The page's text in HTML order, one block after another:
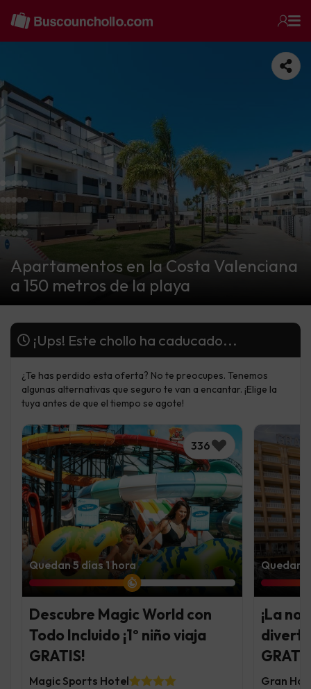
Apartamentos en la Costa Valenciana
a 150 metros de la playa
¡Ups! Este chollo ha caducado...
¿Te has perdido esta oferta? No te preocupes. Tenemos
algunas alternativas que seguro te van a encantar. ¡Elige la
tuya antes de que el tiempo se agote!
336
Quedan 5 días 1 hora
Descubre Magic World con
Todo Incluido ¡1º niño viaja
GRATIS!
Magic Sports Hotel
Quedan
¡La
Gran